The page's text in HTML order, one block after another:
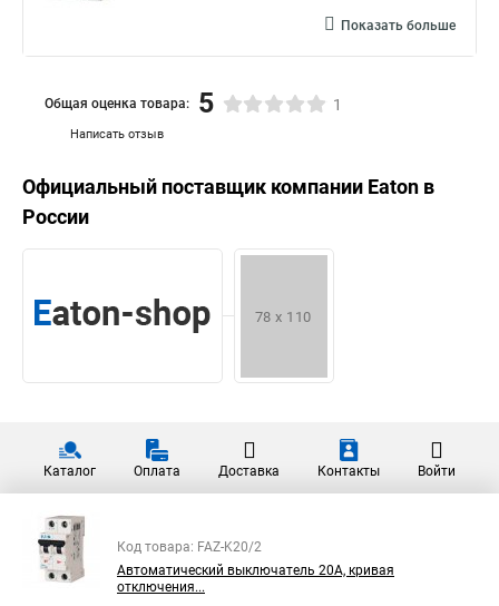
Показать больше
Написать отзыв
Общая оценка товара: 5 1
Официальный поставщик компании Eaton в
России
Каталог Оплата Доставка Контакты Войти
Код товара: FAZ-K20/2
Автоматический выключатель 20А, кривая
отключения...